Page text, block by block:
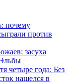
почему
против
засуха
четыре года: Без
нашелся в